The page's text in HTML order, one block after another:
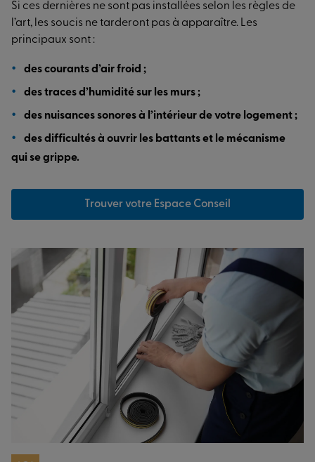
Si ces dernières ne sont pas installées selon les règles de
l’art, les soucis ne tarderont pas à apparaître. Les
principaux sont :
des courants d’air froid ;
des traces d’humidité sur les murs ;
des nuisances sonores à l’intérieur de votre logement ;
des difficultés à ouvrir les battants et le mécanisme
qui se grippe.
Trouver votre Espace Conseil